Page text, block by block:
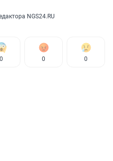
NGS24.RU
0 0 0